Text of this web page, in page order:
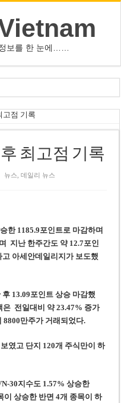
보를 한 눈에……
위상 제고에 크게 기여”
폐점… 적자·소송 악재 속 사업 축
콤뱅크 등 5곳 돌파
에 첫 등장
동산 대출 비율 13% 고수
당 3,000동 지급
콜로르 회장 체포
차 명확화
고점 기록
후 최고점 기록
뉴스 ,데일리 뉴스
한 1185.9포인트로 마감하며
지난 한주간도 약 12.7포인
아세안데일리지가 보도했
13.09포인트 상승 마감했
은 전일대비 약 23.47% 증가
8800만주가 거래되었다.
였고 단지 120개 주식만이 하
30지수도 1.57% 상승한
이 상승한 반면 4개 종목이 하